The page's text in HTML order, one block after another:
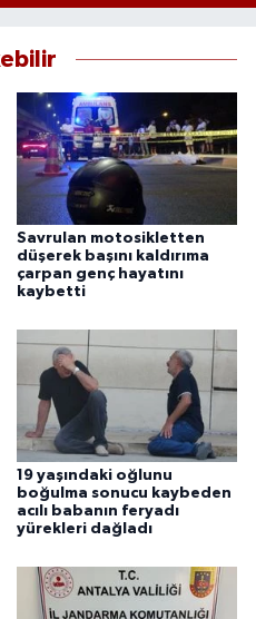
Savrulan motosikletten
düşerek başını kaldırıma
çarpan genç hayatını
kaybetti
19 yaşındaki oğlunu
boğulma sonucu kaybeden
acılı babanın feryadı
yürekleri dağladı